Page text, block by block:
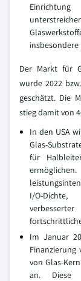
insbesondere
Der Markt für
wurde 2022
geschätzt. Die
stieg damit von
In den USA
Glas-
für
I/O-
Im Januar
Finanzierung
von Glas-
an. Diese